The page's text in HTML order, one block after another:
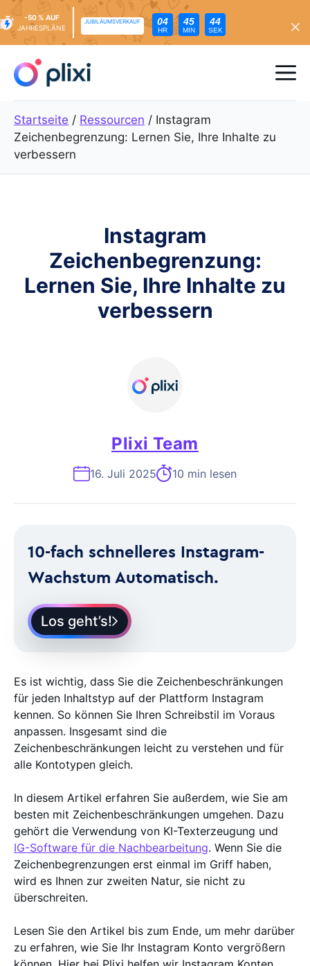
Inhalt
springen
-50 % AUF
JAHRESPLÄNE
JUBILÄUMSVERKAUF 04
HR
45
MIN
43
SEK
Startseite / Ressourcen / Instagram
Zeichenbegrenzung: Lernen Sie, Ihre Inhalte zu
verbessern
Instagram
Zeichenbegrenzung:
Lernen Sie, Ihre Inhalte zu
verbessern
Plixi Team
16. Juli 2025 10 min lesen
10-fach schnelleres Instagram-
Wachstum Automatisch.
Los geht’s!
Es ist wichtig, dass Sie die Zeichenbeschränkungen
für jeden Inhaltstyp auf der Plattform Instagram
kennen. So können Sie Ihren Schreibstil im Voraus
anpassen. Insgesamt sind die
Zeichenbeschränkungen leicht zu verstehen und für
alle Kontotypen gleich.
In diesem Artikel erfahren Sie außerdem, wie Sie am
besten mit Zeichenbeschränkungen umgehen. Dazu
gehört die Verwendung von KI-Texterzeugung und
IG-Software für die Nachbearbeitung. Wenn Sie die
Zeichenbegrenzungen erst einmal im Griff haben,
wird es Ihnen zur zweiten Natur, sie nicht zu
überschreiten.
Lesen Sie den Artikel bis zum Ende, um mehr darüber
zu erfahren, wie Sie Ihr Instagram Konto vergrößern